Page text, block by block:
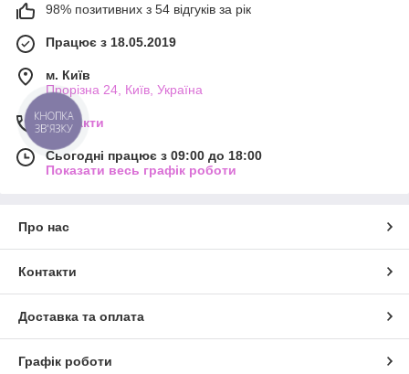
98% позитивних з 54 відгуків за рік
Працює з 18.05.2019
м. Київ
Прорізна 24, Київ, Україна
Контакти
Сьогодні працює з 09:00 до 18:00
Показати весь графік роботи
Про нас
Контакти
Доставка та оплата
Графік роботи
КНОПКА
ЗВ'ЯЗКУ